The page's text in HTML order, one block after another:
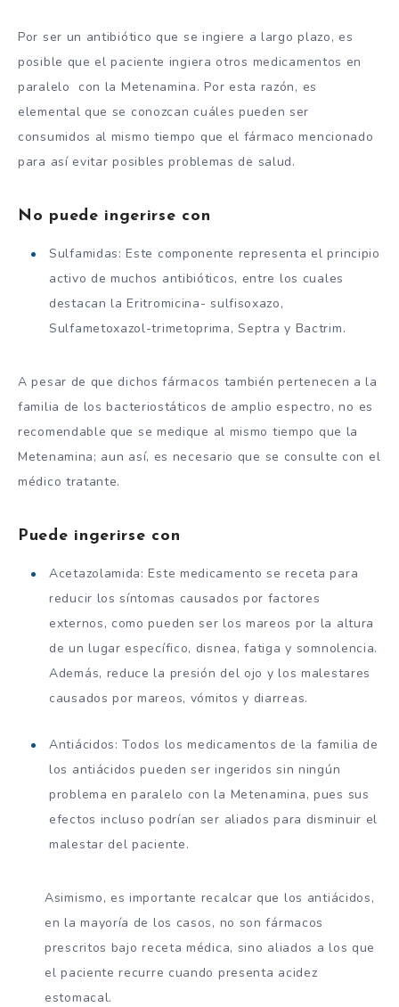
Por ser un antibiótico que se ingiere a largo plazo, es
posible que el paciente ingiera otros medicamentos en
paralelo con la Metenamina. Por esta razón, es
elemental que se conozcan cuáles pueden ser
consumidos al mismo tiempo que el fármaco mencionado
para así evitar posibles problemas de salud.
No puede ingerirse con
Sulfamidas: Este componente representa el principio
activo de muchos antibióticos, entre los cuales
destacan la Eritromicina- sulfisoxazo,
Sulfametoxazol-trimetoprima, Septra y Bactrim.
A pesar de que dichos fármacos también pertenecen a la
familia de los bacteriostáticos de amplio espectro, no es
recomendable que se medique al mismo tiempo que la
Metenamina; aun así, es necesario que se consulte con el
médico tratante.
Puede ingerirse con
Acetazolamida: Este medicamento se receta para
reducir los síntomas causados por factores
externos, como pueden ser los mareos por la altura
de un lugar específico, disnea, fatiga y somnolencia.
Además, reduce la presión del ojo y los malestares
causados por mareos, vómitos y diarreas.
Antiácidos: Todos los medicamentos de la familia de
los antiácidos pueden ser ingeridos sin ningún
problema en paralelo con la Metenamina, pues sus
efectos incluso podrían ser aliados para disminuir el
malestar del paciente.
Asimismo, es importante recalcar que los antiácidos,
en la mayoría de los casos, no son fármacos
prescritos bajo receta médica, sino aliados a los que
el paciente recurre cuando presenta acidez
estomacal.